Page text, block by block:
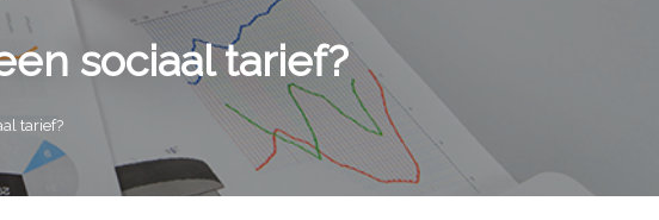
sociaal tarief?
tarief?